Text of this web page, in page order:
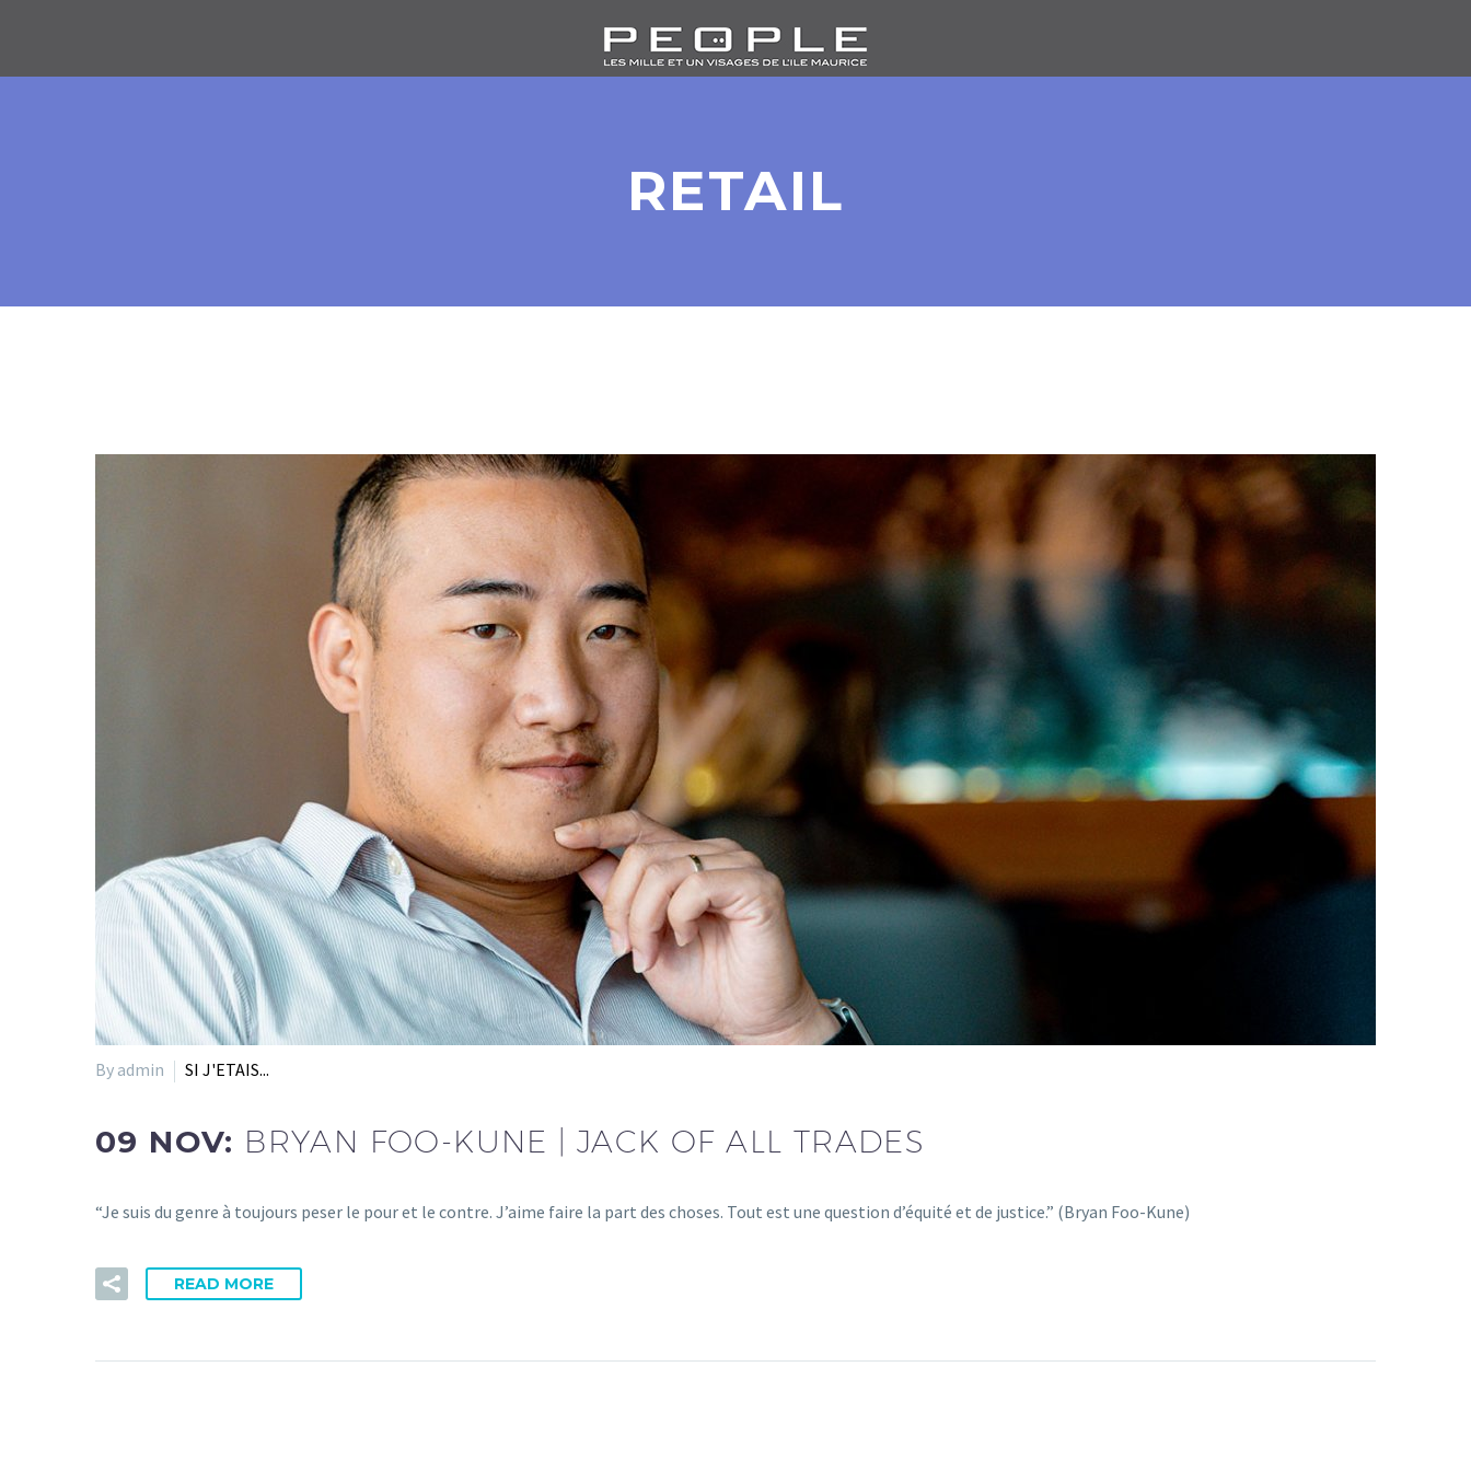
RETAIL
By admin SI J'ETAIS...
09 NOV: BRYAN FOO-KUNE | JACK OF ALL TRADES
“Je suis du genre à toujours peser le pour et le contre. J’aime faire la part des choses. Tout est une question d’équité et de justice.” (Bryan Foo-Kune)
READ MORE